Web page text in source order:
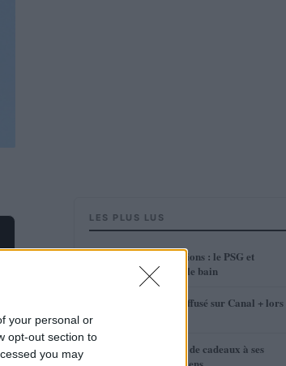
your personal or
opt-out section to
you may
LES PLUS LUS
1 Ligue des Champions : le PSG et
Montpellier dans le bain
Le PSG, le plus diffusé sur Canal + lors
Sirigu ne fera pas de cadeaux à ses